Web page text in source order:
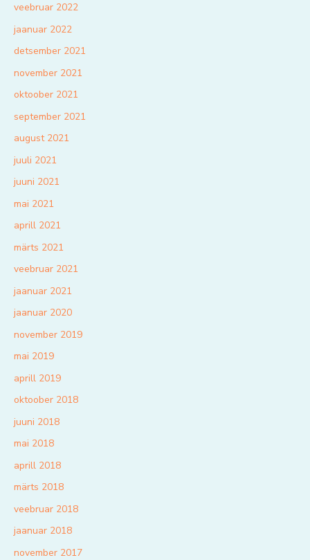
veebruar 2022
jaanuar 2022
detsember 2021
november 2021
oktoober 2021
september 2021
august 2021
juuli 2021
juuni 2021
mai 2021
aprill 2021
märts 2021
veebruar 2021
jaanuar 2021
jaanuar 2020
november 2019
mai 2019
aprill 2019
oktoober 2018
juuni 2018
mai 2018
aprill 2018
märts 2018
veebruar 2018
jaanuar 2018
november 2017